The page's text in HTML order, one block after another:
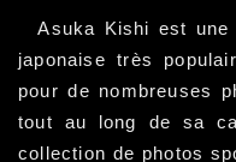
Asuka Kishi est
japonaise très
pour de nombreuses
tout au long de sa
collection de photos